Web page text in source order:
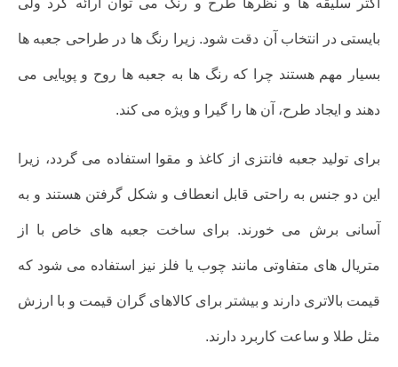
اکثر سلیقه ها و نظرها طرح و رنگ می توان ارائه کرد ولی
بایستی در انتخاب آن دقت شود. زیرا رنگ ها در طراحی جعبه ها
بسیار مهم هستند چرا که رنگ ها به جعبه ها روح و پویایی می
دهند و ایجاد طرح، آن ها را گیرا و ویژه می کند.
برای تولید جعبه فانتزی از کاغذ و مقوا استفاده می گردد، زیرا
این دو جنس به راحتی قابل انعطاف و شکل گرفتن هستند و به
آسانی برش می خورند. برای ساخت جعبه های خاص با از
متریال های متفاوتی مانند چوب یا فلز نیز استفاده می شود که
قیمت بالاتری دارند و بیشتر برای کالاهای گران قیمت و با ارزش
مثل طلا و ساعت‌ کاربرد دارند.